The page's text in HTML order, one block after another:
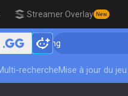
Streamer Overlay New
Coaching
rechercheMise à jour du jeu